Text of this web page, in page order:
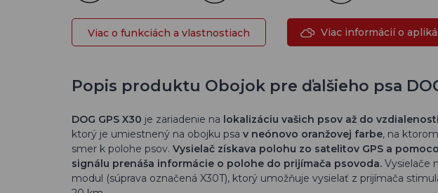
Viac o funkciách a vlastnostiach Viac informácií o
Popis produktu Obojok pre ďalšieho psa
DOG GPS X30 je zariadenie na lokalizáciu vašich psov až do
ktorý je umiestnený na obojku psa v neónovo oranžovej farbe, na
smer k polohe psov. Vysielač získava polohu zo satelitov GPS a
signálu prenáša informácie o polohe do prijímača psovoda. Vysielače
modul (súprava označená X30T), ktorý umožňuje vysielať z prijímača